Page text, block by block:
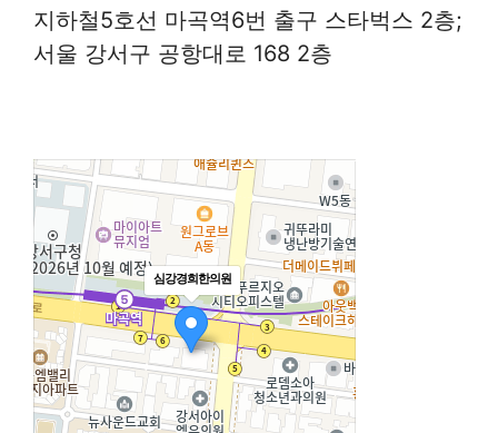
지하철5호선 마곡역6번 출구 스타벅스 2층;
서울 강서구 공항대로 168 2층
심강경희한의원